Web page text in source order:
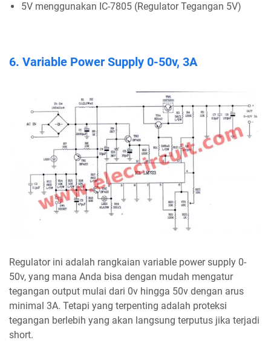
5V menggunakan IC-7805 (Regulator Tegangan 5V)
6. Variable Power Supply 0-50v, 3A
Regulator ini adalah rangkaian variable power supply 0-
50v, yang mana Anda bisa dengan mudah mengatur
tegangan output mulai dari 0v hingga 50v dengan arus
minimal 3A. Tetapi yang terpenting adalah proteksi
tegangan berlebih yang akan langsung terputus jika terjadi
short.